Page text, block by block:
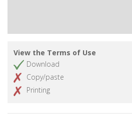
View the Terms of Use
Download
Copy/paste
Printing